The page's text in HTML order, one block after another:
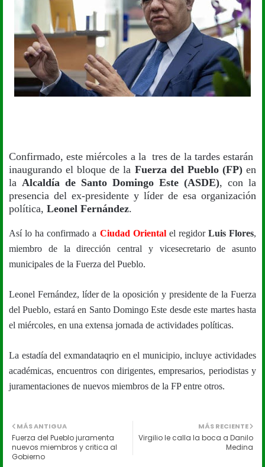
Confirmado, este miércoles a la tres de la tardes estarán
inaugurando el bloque de la Fuerza del Pueblo (FP)en
la Alcaldía de Santo Domingo Este (ASDE), con la
presencia del ex-presidente y líder de esa organización
política, Leonel Fernández.
Así lo ha confirmado a Ciudad Orientalel regidorLuis Flores,
miembro de la dirección central y vicesecretario de asunto
municipales de la Fuerza del Pueblo.
Leonel Fernández, líder de la oposición y presidente de la Fuerza
del Pueblo, estará en Santo Domingo Este desde este martes hasta
el miércoles, en una extensa jornada de actividades políticas.
La estadía del exmandataqrio en el municipio, incluye actividades
académicas, encuentros con dirigentes, empresarios, periodistas y
juramentaciones de nuevos miembros de la FP entre otros.
MÁS RECIENTE
Virgilio le calla la boca a Danilo
Medina
MÁS ANTIGUA
Fuerza del Pueblo juramenta
nuevos miembros y critica al
Gobierno